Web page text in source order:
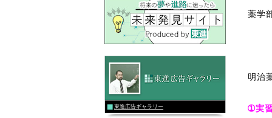
薬学
明治
➀実
東進広告ギャラリー